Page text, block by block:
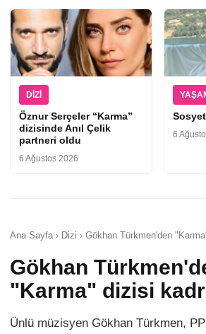
DIZI
Öznur Serçeler “Karma”
dizisinde Anıl Çelik
partneri oldu
6 Ağustos 2026
6
Ana Sayfa › Dizi › Gökhan Türkmen'den
Gökhan
"Karma" dizisi
Ünlü müzisyen Gökhan Türkmen,